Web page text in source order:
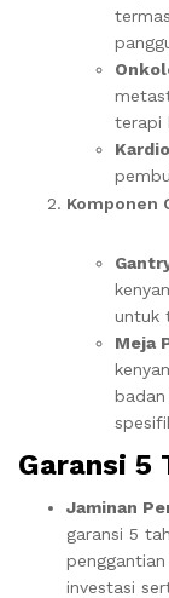
terapi
Komponen
untuk
Meja
Garansi 5
Jaminan
garansi 5
investasi